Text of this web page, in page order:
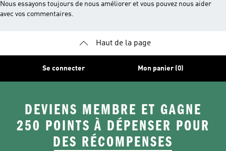
Nous essayons toujours de nous améliorer et vous pouvez nous aider
avec vos commentaires.
Haut de la page
Se connecter Mon panier (0)
DEVIENS MEMBRE ET GAGNE
250 POINTS À DÉPENSER POUR
DES RÉCOMPENSES